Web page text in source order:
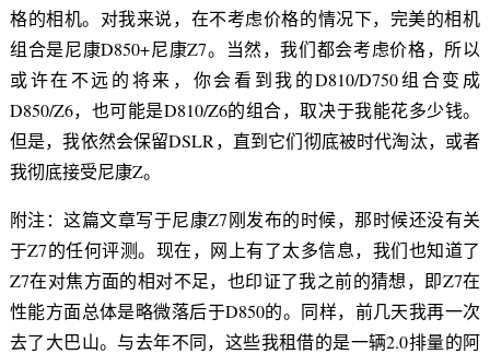
格的相机。对我来说，在不考虑价格的情况下，完美的相机
组合是尼康D850+尼康Z7。当然，我们都会考虑价格，所以
或许在不远的将来，你会看到我的D810/D750组合变成
D850/Z6，也可能是D810/Z6的组合，取决于我能花多少钱。
但是，我依然会保留DSLR，直到它们彻底被时代淘汰，或者
我彻底接受尼康Z。
附注：这篇文章写于尼康Z7刚发布的时候，那时候还没有关
于Z7的任何评测。现在，网上有了太多信息，我们也知道了
Z7在对焦方面的相对不足，也印证了我之前的猜想，即Z7在
性能方面总体是略微落后于D850的。同样，前几天我再一次
去了大巴山。与去年不同，这些我租借的是一辆2.0排量的阿